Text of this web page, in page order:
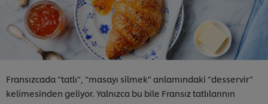
Fransızcada “tatlı”, “masayı silmek” anlamındaki “desservir”
kelimesinden geliyor. Yalnızca bu bile Fransız tatlılarının